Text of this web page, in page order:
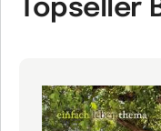
Topseller